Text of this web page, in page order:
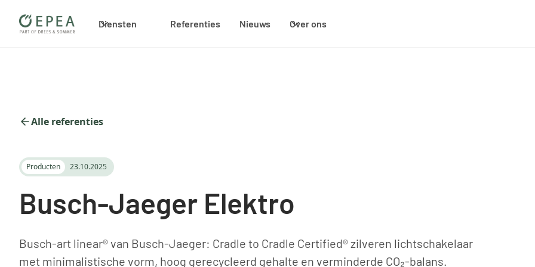
Diensten Referenties Nieuws Over ons
Alle referenties
Producten 23.10.2025
Busch-Jaeger Elektro
Busch‑art linear® van Busch‑Jaeger: Cradle to Cradle Certified® zilveren lichtschakelaar
met minimalistische vorm, hoog gerecycleerd gehalte en verminderde CO₂-balans.